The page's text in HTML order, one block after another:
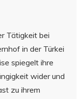
Tätigkeit bei
in der Türkei
spiegelt ihre
wider und
zu ihrem